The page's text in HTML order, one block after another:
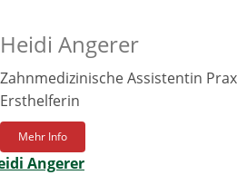
Heidi Angerer
Zahnmedizinische Assistentin
Ersthelferin
Mehr Info
Angerer